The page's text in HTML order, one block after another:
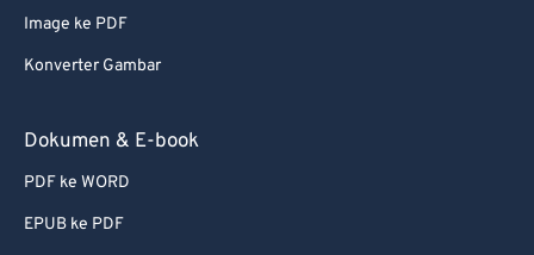
Image ke PDF
Konverter Gambar
Dokumen & E-book
PDF ke WORD
EPUB ke PDF